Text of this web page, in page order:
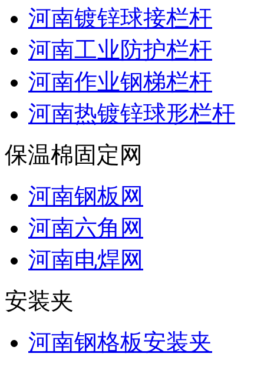
河南镀锌球接栏杆
河南工业防护栏杆
河南作业钢梯栏杆
河南热镀锌球形栏杆
保温棉固定网
河南钢板网
河南六角网
河南电焊网
安装夹
河南钢格板安装夹